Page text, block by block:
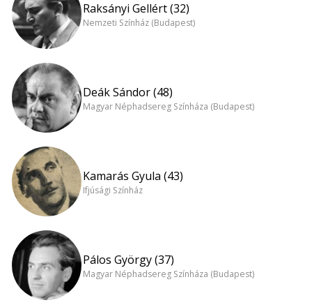
Raksányi Gellért (32)
Nemzeti Színház (Budapest)
Deák Sándor (48)
Magyar Néphadsereg Színháza (Budapest)
Kamarás Gyula (43)
Ifjúsági Színház
Pálos György (37)
Magyar Néphadsereg Színháza (Budapest)